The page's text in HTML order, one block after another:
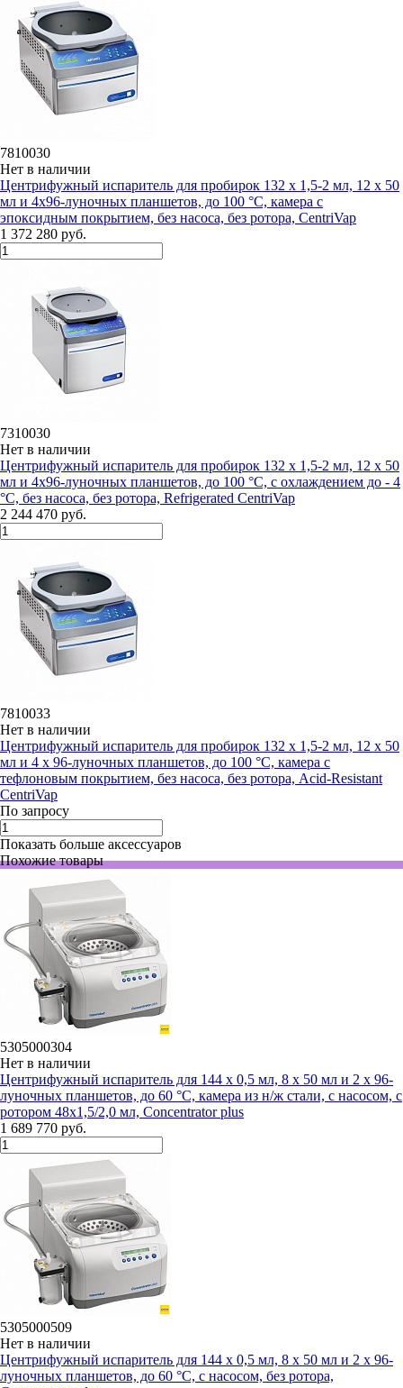
7810030
Нет в наличии
Центрифужный испаритель для пробирок 132 х 1,5-2 мл, 12 х 50
мл и 4х96-луночных планшетов, до 100 °C, камера с
эпоксидным покрытием, без насоса, без ротора, CentriVap
1 372 280 руб.
7310030
Нет в наличии
Центрифужный испаритель для пробирок 132 х 1,5-2 мл, 12 х 50
мл и 4х96-луночных планшетов, до 100 °C, с охлаждением до - 4
°С, без насоса, без ротора, Refrigerated CentriVap
2 244 470 руб.
7810033
Нет в наличии
Центрифужный испаритель для пробирок 132 х 1,5-2 мл, 12 х 50
мл и 4 х 96-луночных планшетов, до 100 °C, камера с
тефлоновым покрытием, без насоса, без ротора, Acid-Resistant
CentriVap
По запросу
Показать больше аксессуаров
Похожие товары
5305000304
Нет в наличии
Центрифужный испаритель для 144 х 0,5 мл, 8 х 50 мл и 2 х 96-
луночных планшетов, до 60 °C, камера из н/ж стали, с насосом, с
ротором 48х1,5/2,0 мл, Concentrator plus
1 689 770 руб.
5305000509
Нет в наличии
Центрифужный испаритель для 144 х 0,5 мл, 8 х 50 мл и 2 х 96-
луночных планшетов, до 60 °C, с насосом, без ротора,